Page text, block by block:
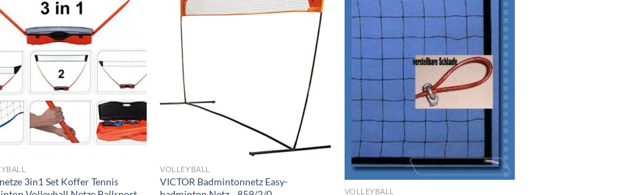
hinzufügen
3in1 Set Koffer Tennis
hinzufügen
VOLLEYBALL
VICTOR Badmintonnetz Easy-
hinzufügen
VOLLEYBALL